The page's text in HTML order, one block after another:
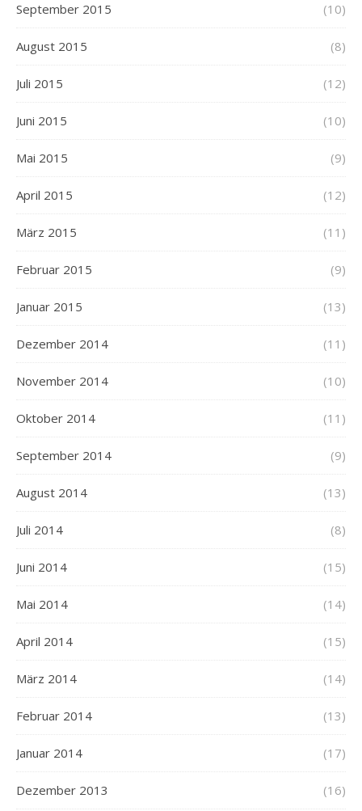
September 2015 (10)
August 2015 (8)
Juli 2015 (12)
Juni 2015 (10)
Mai 2015 (9)
April 2015 (12)
März 2015 (11)
Februar 2015 (9)
Januar 2015 (13)
Dezember 2014 (11)
November 2014 (10)
Oktober 2014 (11)
September 2014 (9)
August 2014 (13)
Juli 2014 (8)
Juni 2014 (15)
Mai 2014 (14)
April 2014 (15)
März 2014 (14)
Februar 2014 (13)
Januar 2014 (17)
Dezember 2013 (16)